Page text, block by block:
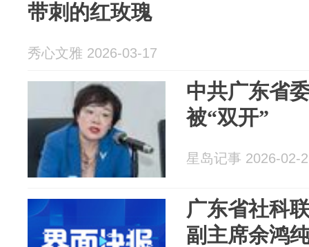
带刺的红玫瑰
秀心文雅 2026-03-17
中共广东省
被“双开”
星岛记事 2026-02-
广东省社科
副主席余鸿